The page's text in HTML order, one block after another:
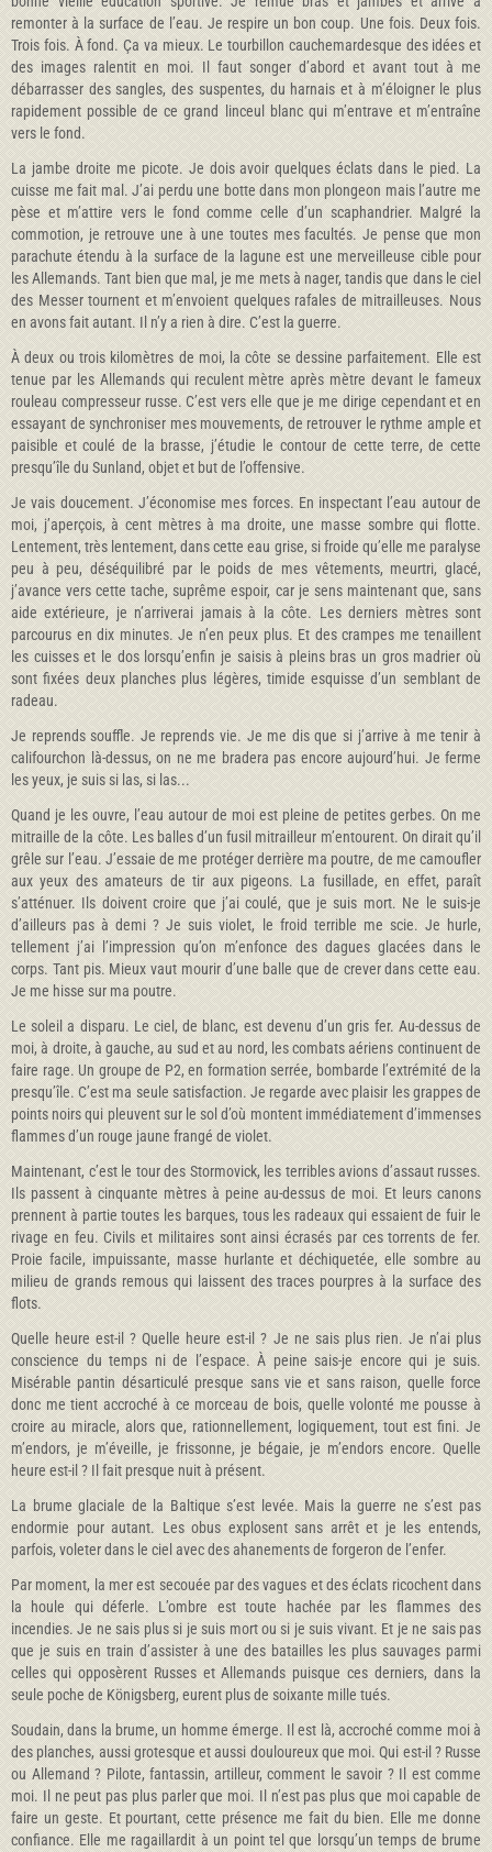
remonter à la surface de l’eau. Je respire un bon coup. Une fois. Deux fois.
Trois fois. À fond. Ça va mieux. Le tourbillon cauchemardesque des idées et
des images ralentit en moi. Il faut songer d’abord et avant tout à me
débarrasser des sangles, des suspentes, du harnais et à m’éloigner le plus
rapidement possible de ce grand linceul blanc qui m’entrave et m’entraîne
vers le fond.
La jambe droite me picote. Je dois avoir quelques éclats dans le pied. La
cuisse me fait mal. J’ai perdu une botte dans mon plongeon mais l’autre me
pèse et m’attire vers le fond comme celle d’un scaphandrier. Malgré la
commotion, je retrouve une à une toutes mes facultés. Je pense que mon
parachute étendu à la surface de la lagune est une merveilleuse cible pour
les Allemands. Tant bien que mal, je me mets à nager, tandis que dans le ciel
des Messer tournent et m’envoient quelques rafales de mitrailleuses. Nous
en avons fait autant. Il n’y a rien à dire. C’est la guerre.
À deux ou trois kilomètres de moi, la côte se dessine parfaitement. Elle est
tenue par les Allemands qui reculent mètre après mètre devant le fameux
rouleau compresseur russe. C’est vers elle que je me dirige cependant et en
essayant de synchroniser mes mouvements, de retrouver le rythme ample et
paisible et coulé de la brasse, j’étudie le contour de cette terre, de cette
presqu’île du Sunland, objet et but de l’offensive.
Je vais doucement. J’économise mes forces. En inspectant l’eau autour de
moi, j’aperçois, à cent mètres à ma droite, une masse sombre qui flotte.
Lentement, très lentement, dans cette eau grise, si froide qu’elle me paralyse
peu à peu, déséquilibré par le poids de mes vêtements, meurtri, glacé,
j’avance vers cette tache, suprême espoir, car je sens maintenant que, sans
aide extérieure, je n’arriverai jamais à la côte. Les derniers mètres sont
parcourus en dix minutes. Je n’en peux plus. Et des crampes me tenaillent
les cuisses et le dos lorsqu’enfin je saisis à pleins bras un gros madrier où
sont fixées deux planches plus légères, timide esquisse d’un semblant de
radeau.
Je reprends souffle. Je reprends vie. Je me dis que si j’arrive à me tenir à
califourchon là-dessus, on ne me bradera pas encore aujourd’hui. Je ferme
les yeux, je suis si las, si las...
Quand je les ouvre, l’eau autour de moi est pleine de petites gerbes. On me
mitraille de la côte. Les balles d’un fusil mitrailleur m’entourent. On dirait qu’il
grêle sur l’eau. J’essaie de me protéger derrière ma poutre, de me camoufler
aux yeux des amateurs de tir aux pigeons. La fusillade, en effet, paraît
s’atténuer. Ils doivent croire que j’ai coulé, que je suis mort. Ne le suis-je
d’ailleurs pas à demi ? Je suis violet, le froid terrible me scie. Je hurle,
tellement j’ai l’impression qu’on m’enfonce des dagues glacées dans le
corps. Tant pis. Mieux vaut mourir d’une balle que de crever dans cette eau.
Je me hisse sur ma poutre.
Le soleil a disparu. Le ciel, de blanc, est devenu d’un gris fer. Au-dessus de
moi, à droite, à gauche, au sud et au nord, les combats aériens continuent de
faire rage. Un groupe de P2, en formation serrée, bombarde l’extrémité de la
presqu’île. C’est ma seule satisfaction. Je regarde avec plaisir les grappes de
points noirs qui pleuvent sur le sol d’où montent immédiatement d’immenses
flammes d’un rouge jaune frangé de violet.
Maintenant, c’est le tour des Stormovick, les terribles avions d’assaut russes.
Ils passent à cinquante mètres à peine au-dessus de moi. Et leurs canons
prennent à partie toutes les barques, tous les radeaux qui essaient de fuir le
rivage en feu. Civils et militaires sont ainsi écrasés par ces torrents de fer.
Proie facile, impuissante, masse hurlante et déchiquetée, elle sombre au
milieu de grands remous qui laissent des traces pourpres à la surface des
flots.
Quelle heure est-il ? Quelle heure est-il ? Je ne sais plus rien. Je n’ai plus
conscience du temps ni de l’espace. À peine sais-je encore qui je suis.
Misérable pantin désarticulé presque sans vie et sans raison, quelle force
donc me tient accroché à ce morceau de bois, quelle volonté me pousse à
croire au miracle, alors que, rationnellement, logiquement, tout est fini. Je
m’endors, je m’éveille, je frissonne, je bégaie, je m’endors encore. Quelle
heure est-il ? Il fait presque nuit à présent.
La brume glaciale de la Baltique s’est levée. Mais la guerre ne s’est pas
endormie pour autant. Les obus explosent sans arrêt et je les entends,
parfois, voleter dans le ciel avec des ahanements de forgeron de l’enfer.
Par moment, la mer est secouée par des vagues et des éclats ricochent dans
la houle qui déferle. L’ombre est toute hachée par les flammes des
incendies. Je ne sais plus si je suis mort ou si je suis vivant. Et je ne sais pas
que je suis en train d’assister à une des batailles les plus sauvages parmi
celles qui opposèrent Russes et Allemands puisque ces derniers, dans la
seule poche de Königsberg, eurent plus de soixante mille tués.
Soudain, dans la brume, un homme émerge. Il est là, accroché comme moi à
des planches, aussi grotesque et aussi douloureux que moi. Qui est-il ? Russe
ou Allemand ? Pilote, fantassin, artilleur, comment le savoir ? Il est comme
moi. Il ne peut pas plus parler que moi. Il n’est pas plus que moi capable de
faire un geste. Et pourtant, cette présence me fait du bien. Elle me donne
confiance. Elle me ragaillardit à un point tel que lorsqu’un temps de brume